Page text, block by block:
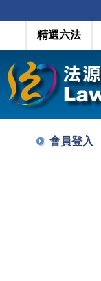
精選六法
會員登入